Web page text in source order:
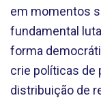
em momentos
fundamental
forma
crie políticas de
distribuição de